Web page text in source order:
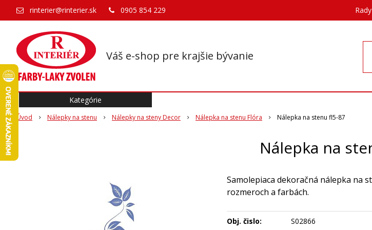
Váš e-shop pre krajšie bývanie
rinterier@rinterier.sk 0905 854 229
Úvod Nálepky na stenu Nálepky na steny Decor Nálepka na stenu Flóra Nálepka na stenu fl5-87
Nálepka na
Samolepiaca dekoračná nálepka na
rozmeroch a farbách.
Obj. čislo: S02866
Kategórie